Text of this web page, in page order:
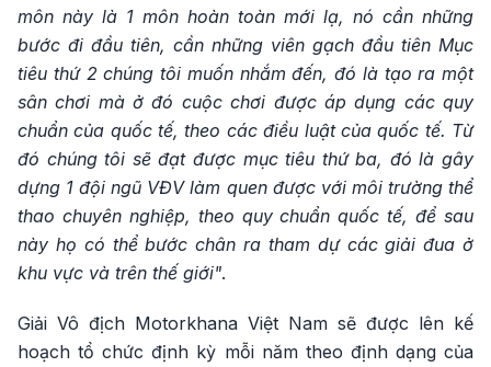
môn này là 1 môn hoàn toàn mới lạ, nó cần những
bước đi đầu tiên, cần những viên gạch đầu tiên Mục
tiêu thứ 2 chúng tôi muốn nhắm đến, đó là tạo ra một
sân chơi mà ở đó cuộc chơi được áp dụng các quy
chuẩn của quốc tế, theo các điều luật của quốc tế. Từ
đó chúng tôi sẽ đạt được mục tiêu thứ ba, đó là gây
dựng 1 đội ngũ VĐV làm quen được với môi trường thể
thao chuyên nghiệp, theo quy chuẩn quốc tế, để sau
này họ có thể bước chân ra tham dự các giải đua ở
khu vực và trên thế giới".
Giải Vô địch Motorkhana Việt Nam sẽ được lên kế
hoạch tổ chức định kỳ mỗi năm theo định dạng của